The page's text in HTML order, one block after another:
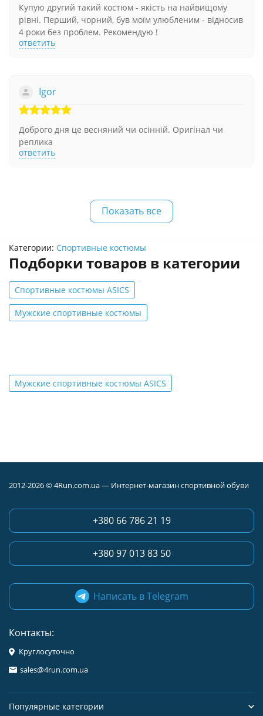
Купую другий такий костюм - якість на найвищому
рівні. Перший, чорний, був моїм улюбленим - відносив
4 роки без проблем. Рекомендую !
ответить
Igor
Доброго дня це весняний чи осінній. Оригінал чи
реплика
ответить
Показать все
Категории: Спортивные костюмы
Подборки товаров в категории
Спортивные костюмы ASICS
Мужские спортивные костюмы
Мужские спортивные костюмы ASICS
2012-2026 © 4Run.com.ua — Интернет-магазин спортивной обуви
+380 66 786 21 19
+380 97 013 83 50
Написать в Telegram
Контакты:
Круглосуточно
sales@4run.com.ua
Популярные категории